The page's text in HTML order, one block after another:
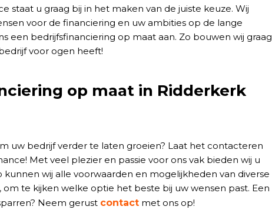
staat u graag bij in het maken van de juiste keuze. Wij
voor de financiering en uw ambities op de lange
een bedrijfsfinanciering op maat aan. Zo bouwen wij graag
voor ogen heeft!
op maat in Ridderkerk
uw bedrijf verder te laten groeien? Laat het contacteren
Met veel plezier en passie voor ons vak bieden wij u
kunnen wij alle voorwaarden en mogelijkheden van diverse
te kijken welke optie het beste bij uw wensen past. Een
Neem gerust contact met ons op!